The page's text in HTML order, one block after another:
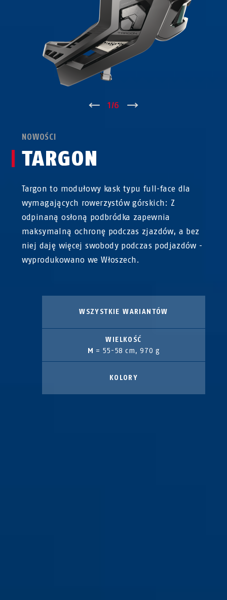
1/6
NOWOŚCI
TARGON
Targon to modułowy kask typu full-face dla
wymagających rowerzystów górskich: Z
odpinaną osłoną podbródka zapewnia
maksymalną ochronę podczas zjazdów, a bez
niej daję więcej swobody podczas podjazdów -
wyprodukowano we Włoszech.
WSZYSTKIE WARIANTÓW
WIELKOŚĆ
M = 55-58 cm, 970 g
KOLORY